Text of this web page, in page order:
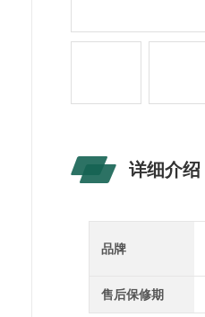
详细介绍
品牌
售后保修期